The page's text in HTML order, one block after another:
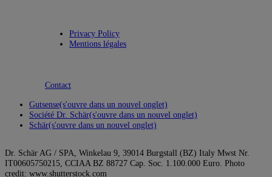
Privacy Policy
Mentions légales
Contact
Gutsense(s'ouvre dans un nouvel onglet)
Société Dr. Schär(s'ouvre dans un nouvel onglet)
Schär(s'ouvre dans un nouvel onglet)
Dr. Schär AG / SPA, Winkelau 9, 39014 Burgstall (BZ) Italy Mwst Nr.
IT00605750215, CCIAA BZ 88727 Cap. Soc. 1.100.000 Euro. Photo
credit: www.shutterstock.com